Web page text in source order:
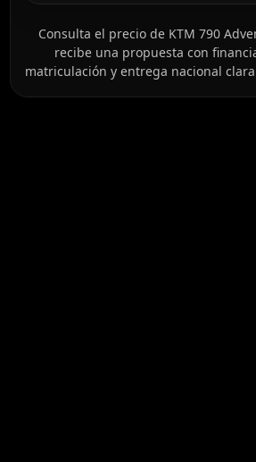
Consulta el precio de KTM 790
recibe una propuesta con
matriculación y entrega nacional